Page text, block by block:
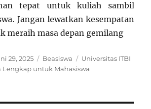
tepat untuk kuliah sambil
Jangan lewatkan kesempatan
meraih masa depan gemilang
29, 2025 Categories
Beasiswa Tags
Universitas ITBI
Lengkap untuk Mahasiswa